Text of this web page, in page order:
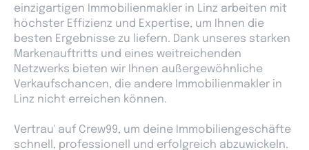
einzigartigen Immobilienmakler in Linz arbeiten mit
höchster Effizienz und Expertise, um Ihnen die
besten Ergebnisse zu liefern. Dank unseres starken
Markenauftritts und eines weitreichenden
Netzwerks bieten wir Ihnen außergewöhnliche
Verkaufschancen, die andere Immobilienmakler in
Linz nicht erreichen können.
Vertrau' auf Crew99, um deine Immobiliengeschäfte
schnell, professionell und erfolgreich abzuwickeln.